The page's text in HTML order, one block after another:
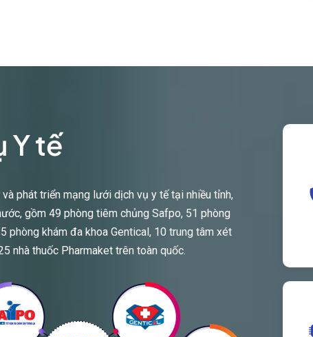
Y tế
phát triển mạng lưới dịch vụ y tế tại nhiều tỉnh,
gồm 49 phòng tiêm chủng Safpo, 51 phòng
phòng khám đa khoa Gentical, 10 trung tâm xét
nhà thuốc Pharmaket trên toàn quốc.